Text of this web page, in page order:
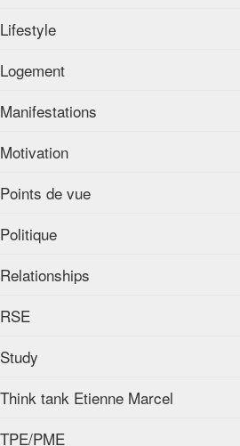
Lifestyle
Logement
Manifestations
Motivation
Points de vue
Politique
Relationships
RSE
Study
Think tank Etienne Marcel
TPE/PME